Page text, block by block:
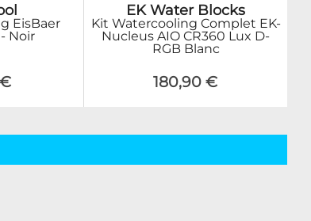
EisBaer
Noir
EK Water Blocks
Kit Watercooling Complet EK-
Nucleus AIO CR360 Lux D-
RGB Blanc
180,90 €